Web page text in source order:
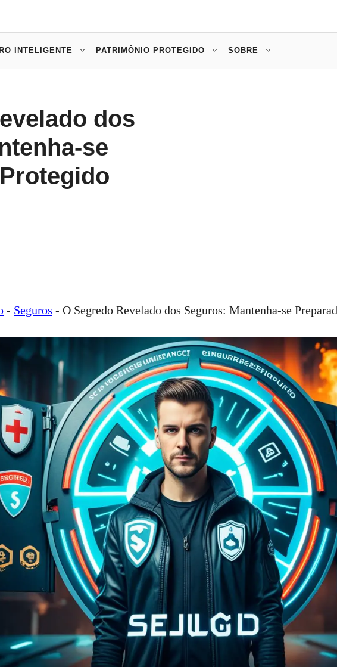
INTELIGENTE PATRIMÔNIO PROTEGIDO SOBRE
dos
se
- Seguros - O Segredo Revelado dos Seguros: Mantenha-se